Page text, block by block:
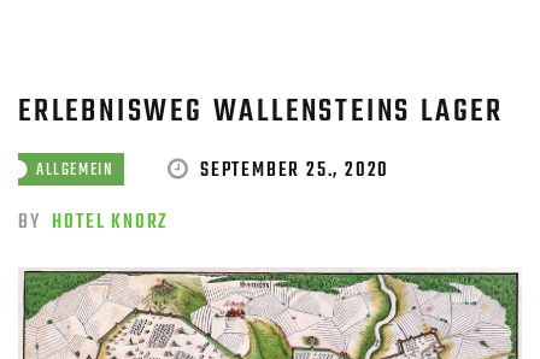
ERLEBNISWEG WALLENSTEINS LAGER
ALLGEMEIN
SEPTEMBER 25., 2020
BY HOTEL KNORZ